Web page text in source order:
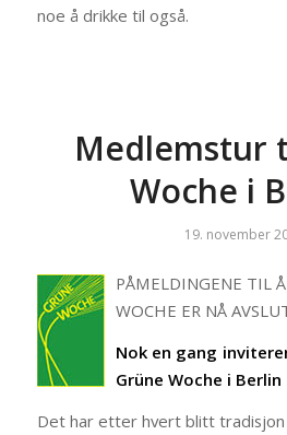
noe å drikke til også.
Medlemstur
Woche i
19. november
PÅMELDINGENE TIL
WOCHE ER NÅ
Nok en gang
Grüne Woche i Berlin
Det har etter hvert blitt